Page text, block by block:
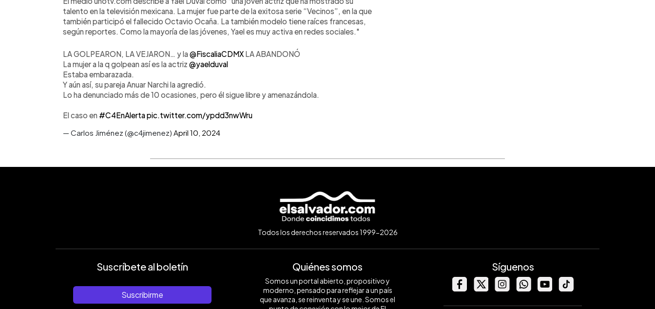
talento en la televisión mexicana. La mujer fue parte de la exitosa serie “Vecinos”, en la que
también participó el fallecido Octavio Ocaña. La también modelo tiene raíces francesas,
según reportes. Como la mayoría de las jóvenes, Yael es muy activa en redes sociales."
LA GOLPEARON, LA VEJARON… y la@FiscaliaCDMX LA ABANDONÓ
La mujer a la q golpean así es la actriz @yaelduval
Estaba embarazada.
Y aún así, su pareja Anuar Narchi la agredió.
Lo ha denunciado más de 10 ocasiones, pero él sigue libre y amenazándola.
El caso en #C4EnAlertapic.twitter.com/ypdd3nwWru
— Carlos Jiménez (@c4jimenez) April 10, 2024
Todos los derechos reservados 1999-2026
Suscríbete al boletín
Suscribirme
Quiénes somos
Somos un portal abierto, propositivo y
moderno, pensado para reflejar a un país
que avanza, se reinventa y se une. Somos el
Síguenos